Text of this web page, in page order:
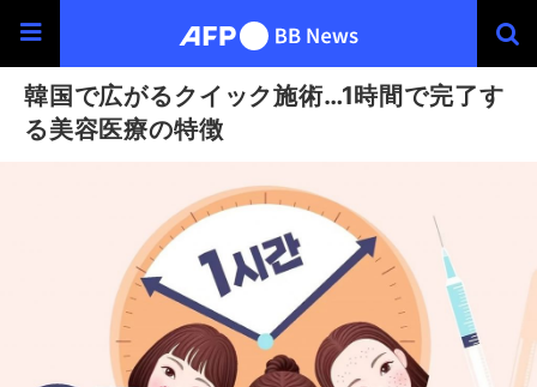
韓国で広がるクイック施術…1時間で完了す
る美容医療の特徴